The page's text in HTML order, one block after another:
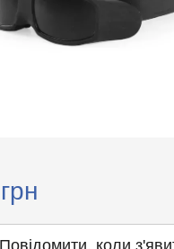
Повідомити, коли